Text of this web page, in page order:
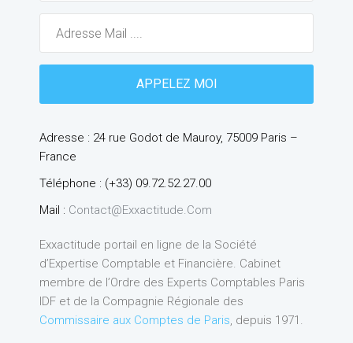
Adresse : 24 rue Godot de Mauroy, 75009 Paris –
France
Téléphone : (+33) 09.72.52.27.00
Mail : Contact@exxactitude.com
Exxactitude portail en ligne de la Société
d’Expertise Comptable et Financière. Cabinet
membre de l’Ordre des Experts Comptables Paris
IDF et de la Compagnie Régionale des
Commissaire aux Comptes de Paris, depuis 1971.